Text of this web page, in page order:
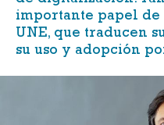
importante papel de
UNE, que traducen
su uso y adopción